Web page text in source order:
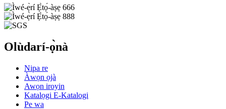
Olùdarí-ọ̀nà
Nipa re
Àwọn ọjà
Awọn iroyin
Katalọgi E-Katalogi
Pe wa